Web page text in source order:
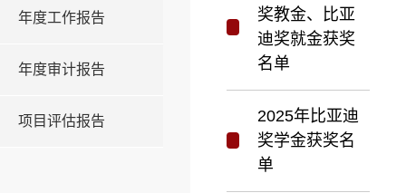
年度工作报告
年度审计报告
项目评估报告
奖教金、比亚
迪奖就金获奖
名单
2025年比亚迪
奖学金获奖名
单